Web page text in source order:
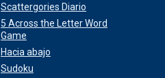
Scattergories Diario
5 Across the Letter Word
Game
Hacia abajo
Sudoku